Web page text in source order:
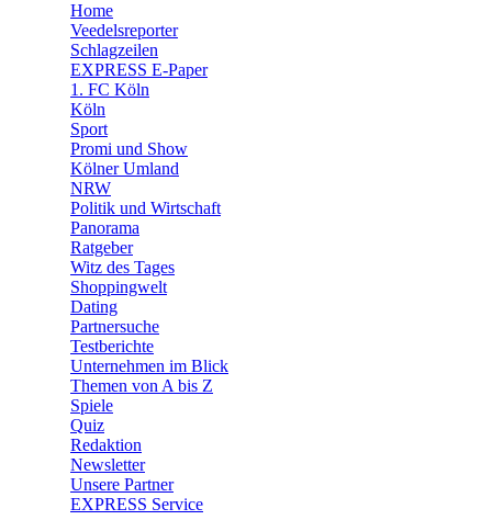
🛒 Shoppingwelt
Home
Veedelsreporter
Schlagzeilen
EXPRESS E-Paper
1. FC Köln
Köln
Sport
Promi und Show
Kölner Umland
NRW
Politik und Wirtschaft
Panorama
Ratgeber
Witz des Tages
Shoppingwelt
Dating
Partnersuche
Testberichte
Unternehmen im Blick
Themen von A bis Z
Spiele
Quiz
Redaktion
Newsletter
Unsere Partner
EXPRESS Service